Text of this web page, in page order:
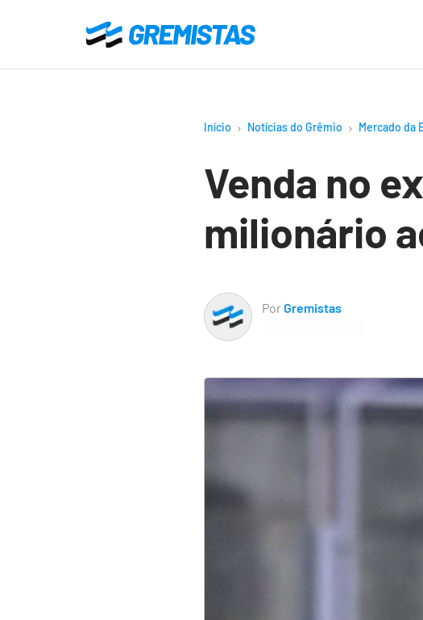
o
Gremistas
Início Notícias do Grêmio Mercado da
Venda no
milionário
PorGremistas